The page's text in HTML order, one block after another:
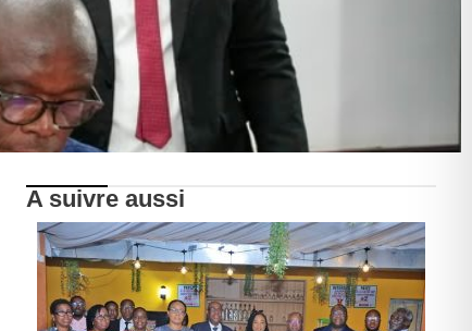
A suivre aussi